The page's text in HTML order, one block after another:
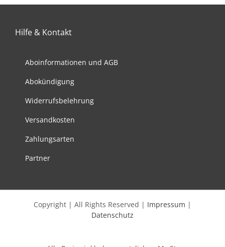
Hilfe & Kontakt
Aboinformationen und AGB
Abokündigung
Widerrufsbelehrung
Versandkosten
Zahlungsarten
Partner
Copyright | All Rights Reserved | Impressum |
Datenschutz